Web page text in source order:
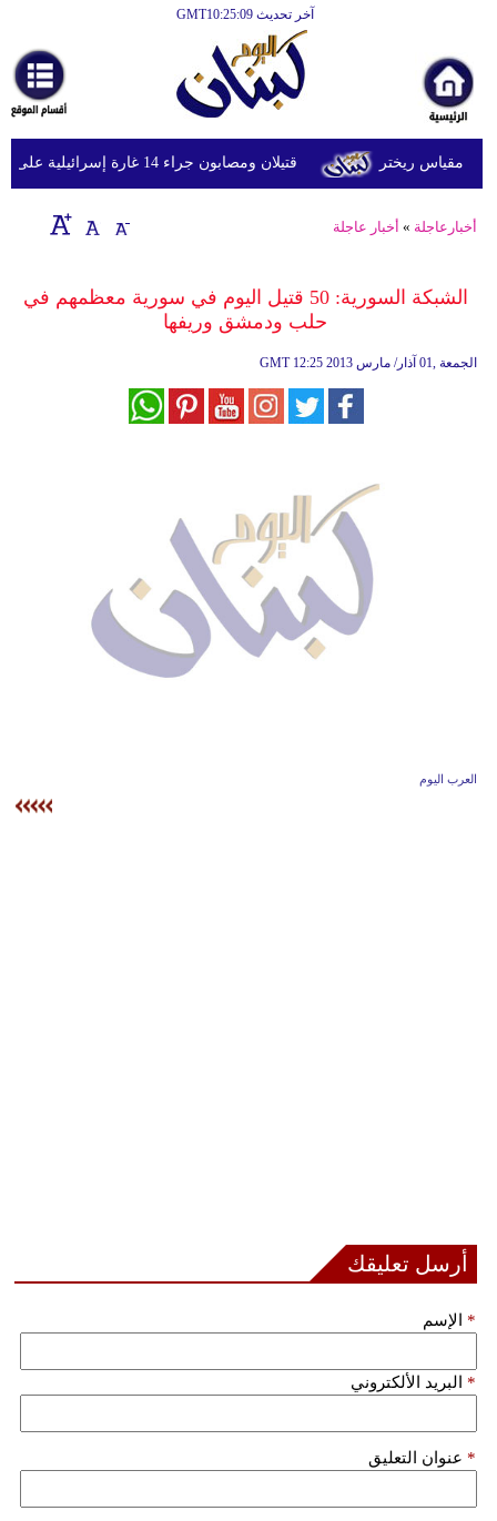
آخر تحديث GMT10:25:09
أخبارعاجلة
رياضة
ثقافة
إقتصاد
وموسيقى
أزياء
قتيلان ومصابون جراء 14 غارة إسرائيلية على شرق وجنوب لبنان
أخبارعاجلة » أخبار عاجلة
الشبكة السورية: 50 قتيل اليوم في سورية معظمهم في
حلب ودمشق وريفها‏
GMT 12:25 2013 الجمعة ,01 آذار/ مارس
العرب اليوم
أرسل تعليقك
الإسم *
البريد الألكتروني *
عنوان التعليق *